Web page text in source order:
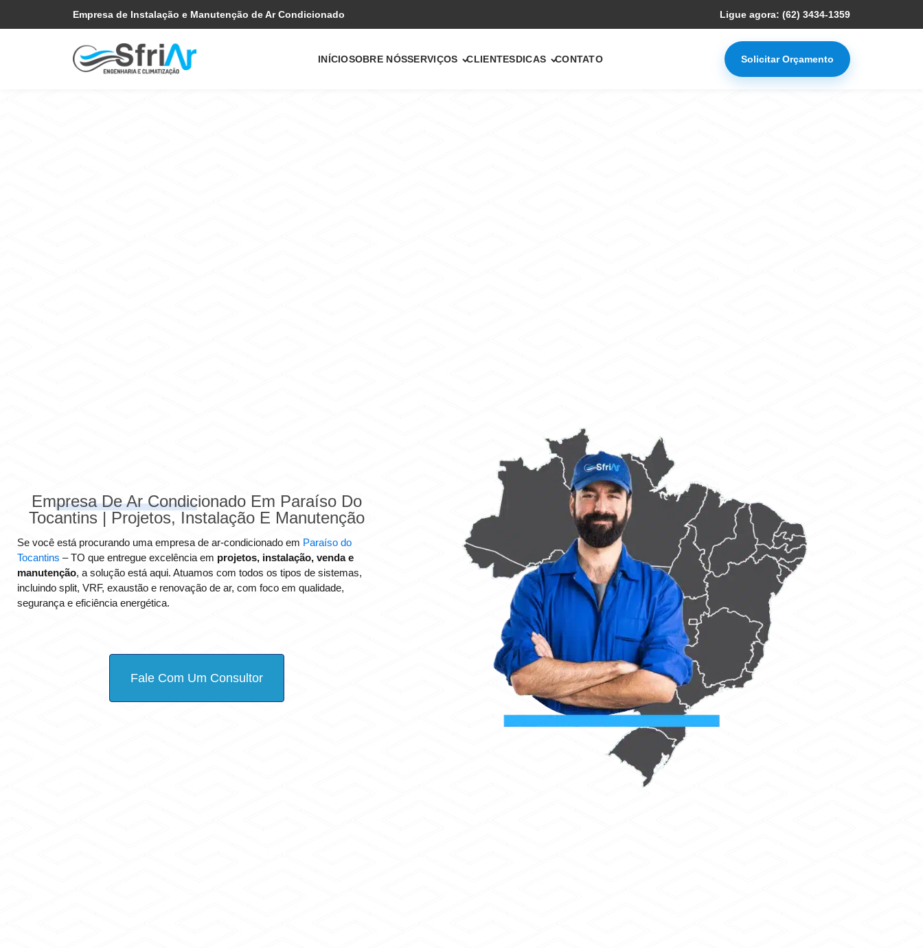
para
to
Empresa de Instalação e Manutenção de Ar Condicionado Ligue agora: (62) 3434-1359
INÍCIOSOBRE NÓSSERVIÇOS CLIENTESDICAS CONTATO Solicitar Orçamento
Empresa De Ar Condicionado Em Paraíso Do
Tocantins | Projetos, Instalação E Manutenção
Se você está procurando uma empresa de ar-condicionado em Paraíso do
Tocantins – TO que entregue excelência em projetos, instalação, venda e
manutenção, a solução está aqui. Atuamos com todos os tipos de sistemas,
incluindo split, VRF, exaustão e renovação de ar, com foco em qualidade,
segurança e eficiência energética.
Fale Com Um Consultor